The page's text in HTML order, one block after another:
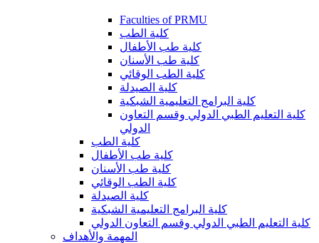
Faculties of PRMU
كلية الطب
كلية طب الأطفال
كلية طب الأسنان
كلية الطب الوقائي
كلية الصيدلة
كلية البرامج التعليمية الشبكية
كلية التعليم الطبي الدولي وقسم التعاون
الدولي
كلية الطب
كلية طب الأطفال
كلية طب الأسنان
كلية الطب الوقائي
كلية الصيدلة
كلية البرامج التعليمية الشبكية
كلية التعليم الطبي الدولي وقسم التعاون الدولي
المهمة والأهداف